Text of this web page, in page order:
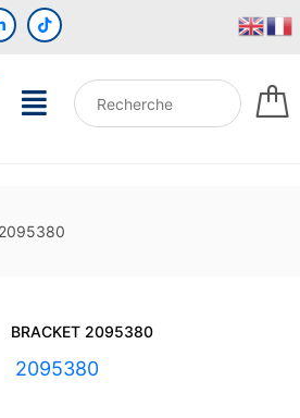
BRACKET 2095380
2095380